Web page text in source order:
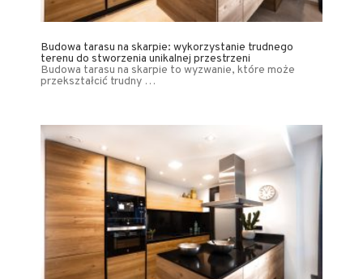
Budowa tarasu na skarpie: wykorzystanie trudnego
terenu do stworzenia unikalnej przestrzeni
Budowa tarasu na skarpie to wyzwanie, które może
przekształcić trudny …